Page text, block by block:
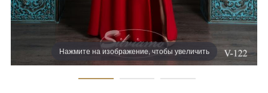
Нажмите на изображение, чтобы увеличить